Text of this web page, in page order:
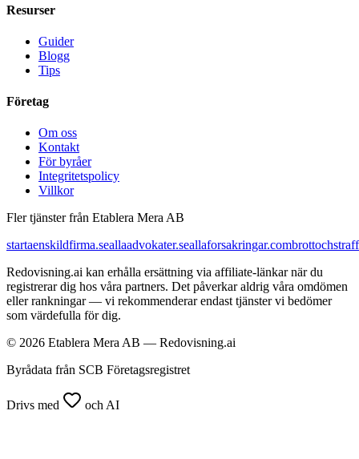
Resurser
Guider
Blogg
Tips
Företag
Om oss
Kontakt
För byråer
Integritetspolicy
Villkor
Fler tjänster från Etablera Mera AB
startaenskildfirma.seallaadvokater.seallaforsakringar.com
Redovisning.ai kan erhålla ersättning via affiliate-länkar när du
registrerar dig hos våra partners. Det påverkar aldrig våra omdömen
eller rankningar — vi rekommenderar endast tjänster vi bedömer
som värdefulla för dig.
© 2026 Etablera Mera AB — Redovisning.ai
Byrådata från SCB Företagsregistret
Drivs med och AI